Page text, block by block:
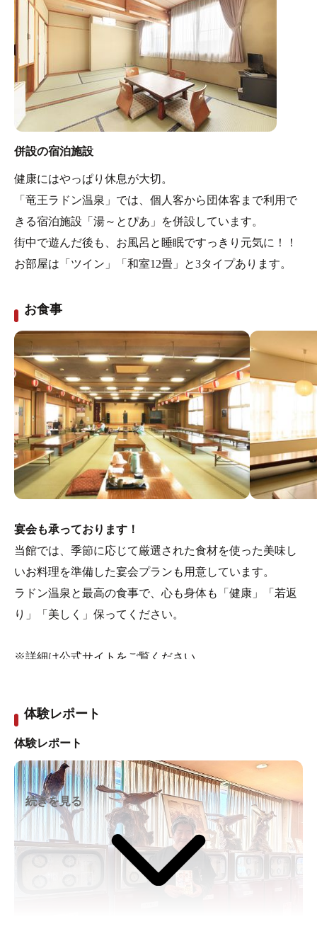
・入浴に必ず体を洗う
・入浴前に石鹸で体を良く洗ってください
・浴槽へは5～10分くらい体調に合わせて入ってくださ
い。
ラドンは気体ですので、浴室で腰掛けているだけでも吸
収されます。
・浴室から出たら、急に体を冷やさず、タオルで拭きな
・1～2時間の間隔で2回位 の入浴が適当です。
4～5日続けられますと効果がよくわかります。
併設の宿泊施設
健康にはやっぱり休息が大切。
「竜王ラドン温泉」では、個人客から団体客まで利用で
きる宿泊施設「湯～とぴあ」を併設しています。
街中で遊んだ後も、お風呂と睡眠ですっきり元気に！！
お部屋は「ツイン」「和室12畳」と3タイプあります。
お食事
宴会も承っております！
当館では、季節に応じて厳選された食材を使った美味し
いお料理を準備した宴会プランも用意しています。
ラドン温泉と最高の食事で、心も身体も「健康」「若返
り」「美しく」保ってください。
※詳細は公式サイトをご覧ください。
体験レポート
体験レポート
続きを見る